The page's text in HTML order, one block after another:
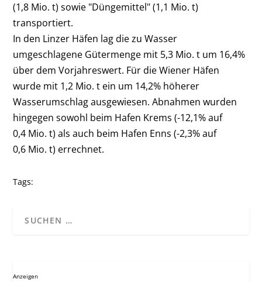
(1,8 Mio. t) sowie "Düngemittel" (1,1 Mio. t)
transportiert.
In den Linzer Häfen lag die zu Wasser
umgeschlagene Gütermenge mit 5,3 Mio. t um 16,4%
über dem Vorjahreswert. Für die Wiener Häfen
wurde mit 1,2 Mio. t ein um 14,2% höherer
Wasserumschlag ausgewiesen. Abnahmen wurden
hingegen sowohl beim Hafen Krems (-12,1% auf
0,4 Mio. t) als auch beim Hafen Enns (-2,3% auf
0,6 Mio. t) errechnet.
Tags:
Anzeigen